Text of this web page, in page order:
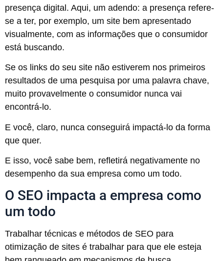
presença digital. Aqui, um adendo: a presença refere-
se a ter, por exemplo, um site bem apresentado
visualmente, com as informações que o consumidor
está buscando.
Se os links do seu site não estiverem nos primeiros
resultados de uma pesquisa por uma palavra chave,
muito provavelmente o consumidor nunca vai
encontrá-lo.
E você, claro, nunca conseguirá impactá-lo da forma
que quer.
E isso, você sabe bem, refletirá negativamente no
desempenho da sua empresa como um todo.
O SEO impacta a empresa como
um todo
Trabalhar técnicas e métodos de SEO para
otimização de sites é trabalhar para que ele esteja